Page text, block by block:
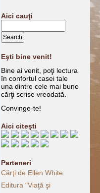
Aici cauţi
Eşti bine venit!
Bine ai venit, poţi lectura
în confortul casei tale
una dintre cele mai bune
cărţi scrise vreodată.
Convinge-te!
Aici citeşti
Parteneri
Cărţi de Ellen White
Editura "Viaţă şi